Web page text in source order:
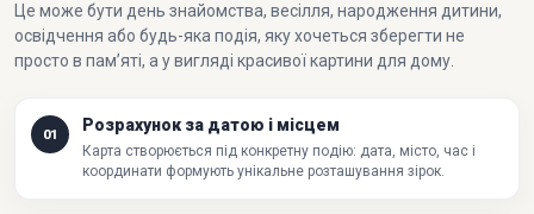
Це може бути день знайомства, весілля, народження дитини,
освідчення або будь-яка подія, яку хочеться зберегти не
просто в пам’яті, а у вигляді красивої картини для дому.
01 Розрахунок за датою і місцем
Карта створюється під конкретну подію: дата, місто, час і
координати формують унікальне розташування зірок.